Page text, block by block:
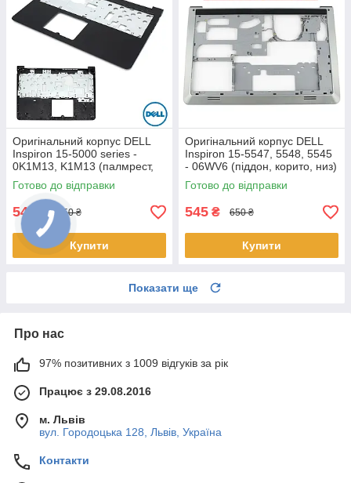
Оригінальний корпус DELL
Inspiron 15-5000 series -
0K1M13, K1M13 (палмрест,
топкейс, верх)
Готово до відправки
545 650 ₴
Купити
Оригінальний корпус DELL
Inspiron 15-5547, 5548, 5545
- 06WV6 (піддон, корито, низ)
Готово до відправки
545 ₴ 650 ₴
Купити
Показати ще
Про нас
97% позитивних з 1009 відгуків за рік
Працює з 29.08.2016
м. Львів
вул. Городоцька 128, Львів, Україна
Контакти